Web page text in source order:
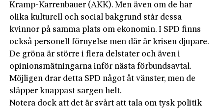
Kramp-Karrenbauer (AKK). Men även om de har
olika kulturell och social bakgrund står dessa
kvinnor på samma plats om ekonomin. I SPD finns
också personell förnyelse men där är krisen djupare.
De gröna är större i flera delstater och även i
opinionsmätningarna inför nästa förbundsavtal.
Möjligen drar detta SPD något åt vänster, men de
släpper knappast sargen helt.
Notera dock att det är svårt att tala om tysk politik